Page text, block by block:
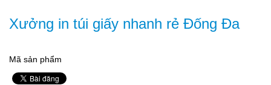
Xưởng in túi giấy nhanh rẻ Đống Đa
Mã sản phẩm